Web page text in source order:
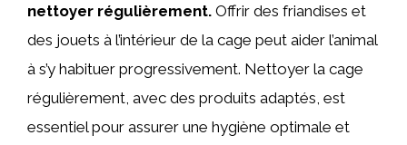
nettoyer régulièrement. Offrir des friandises et
des jouets à l’intérieur de la cage peut aider l’animal
à s’y habituer progressivement. Nettoyer la cage
régulièrement, avec des produits adaptés, est
essentiel pour assurer une hygiène optimale et